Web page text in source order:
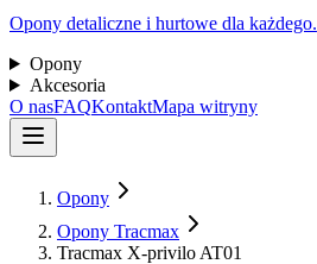
Opony detaliczne i hurtowe dla każdego.
Opony
Akcesoria
O nasFAQKontaktMapa witryny
Opony
Opony Tracmax
Tracmax X-privilo AT01